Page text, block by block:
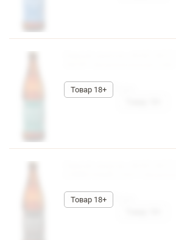
103,80 руб/шт
103,80 руб/шт